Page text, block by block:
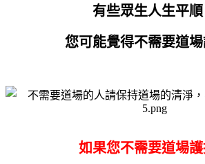
有些眾生人生平順
您可能覺得不需要道場
如果您不需要道場護